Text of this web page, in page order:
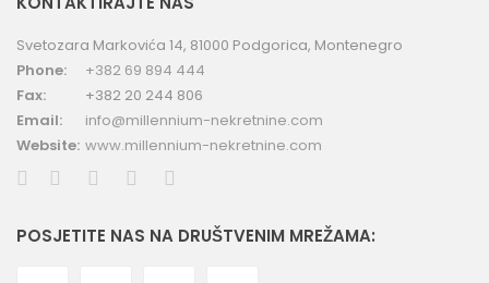
Svetozara Markovića 14, 81000 Podgorica, Montenegro
Phone:
+382 69 894 444
Fax:
+382 20 244 806
Email:
info@millennium-nekretnine.com
Website: www.millennium-nekretnine.com
POSJETITE NAS NA DRUŠTVENIM MREŽAMA: